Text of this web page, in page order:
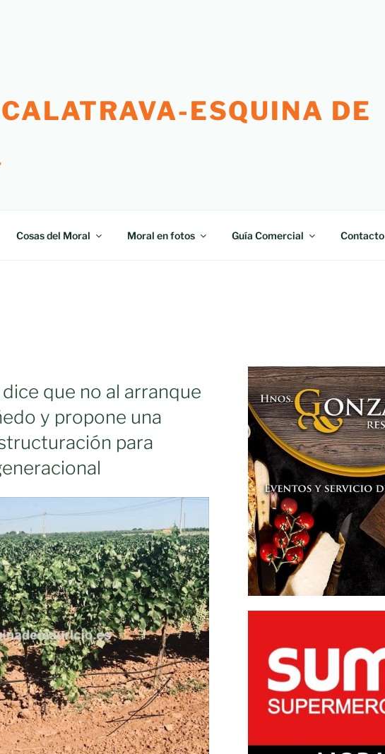
ESQUINA DE
Cosas del Moral Moral en fotos Guía Comercial Contacto
que no al arranque
y propone una
para